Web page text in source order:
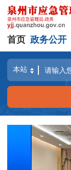
首页 政务公开